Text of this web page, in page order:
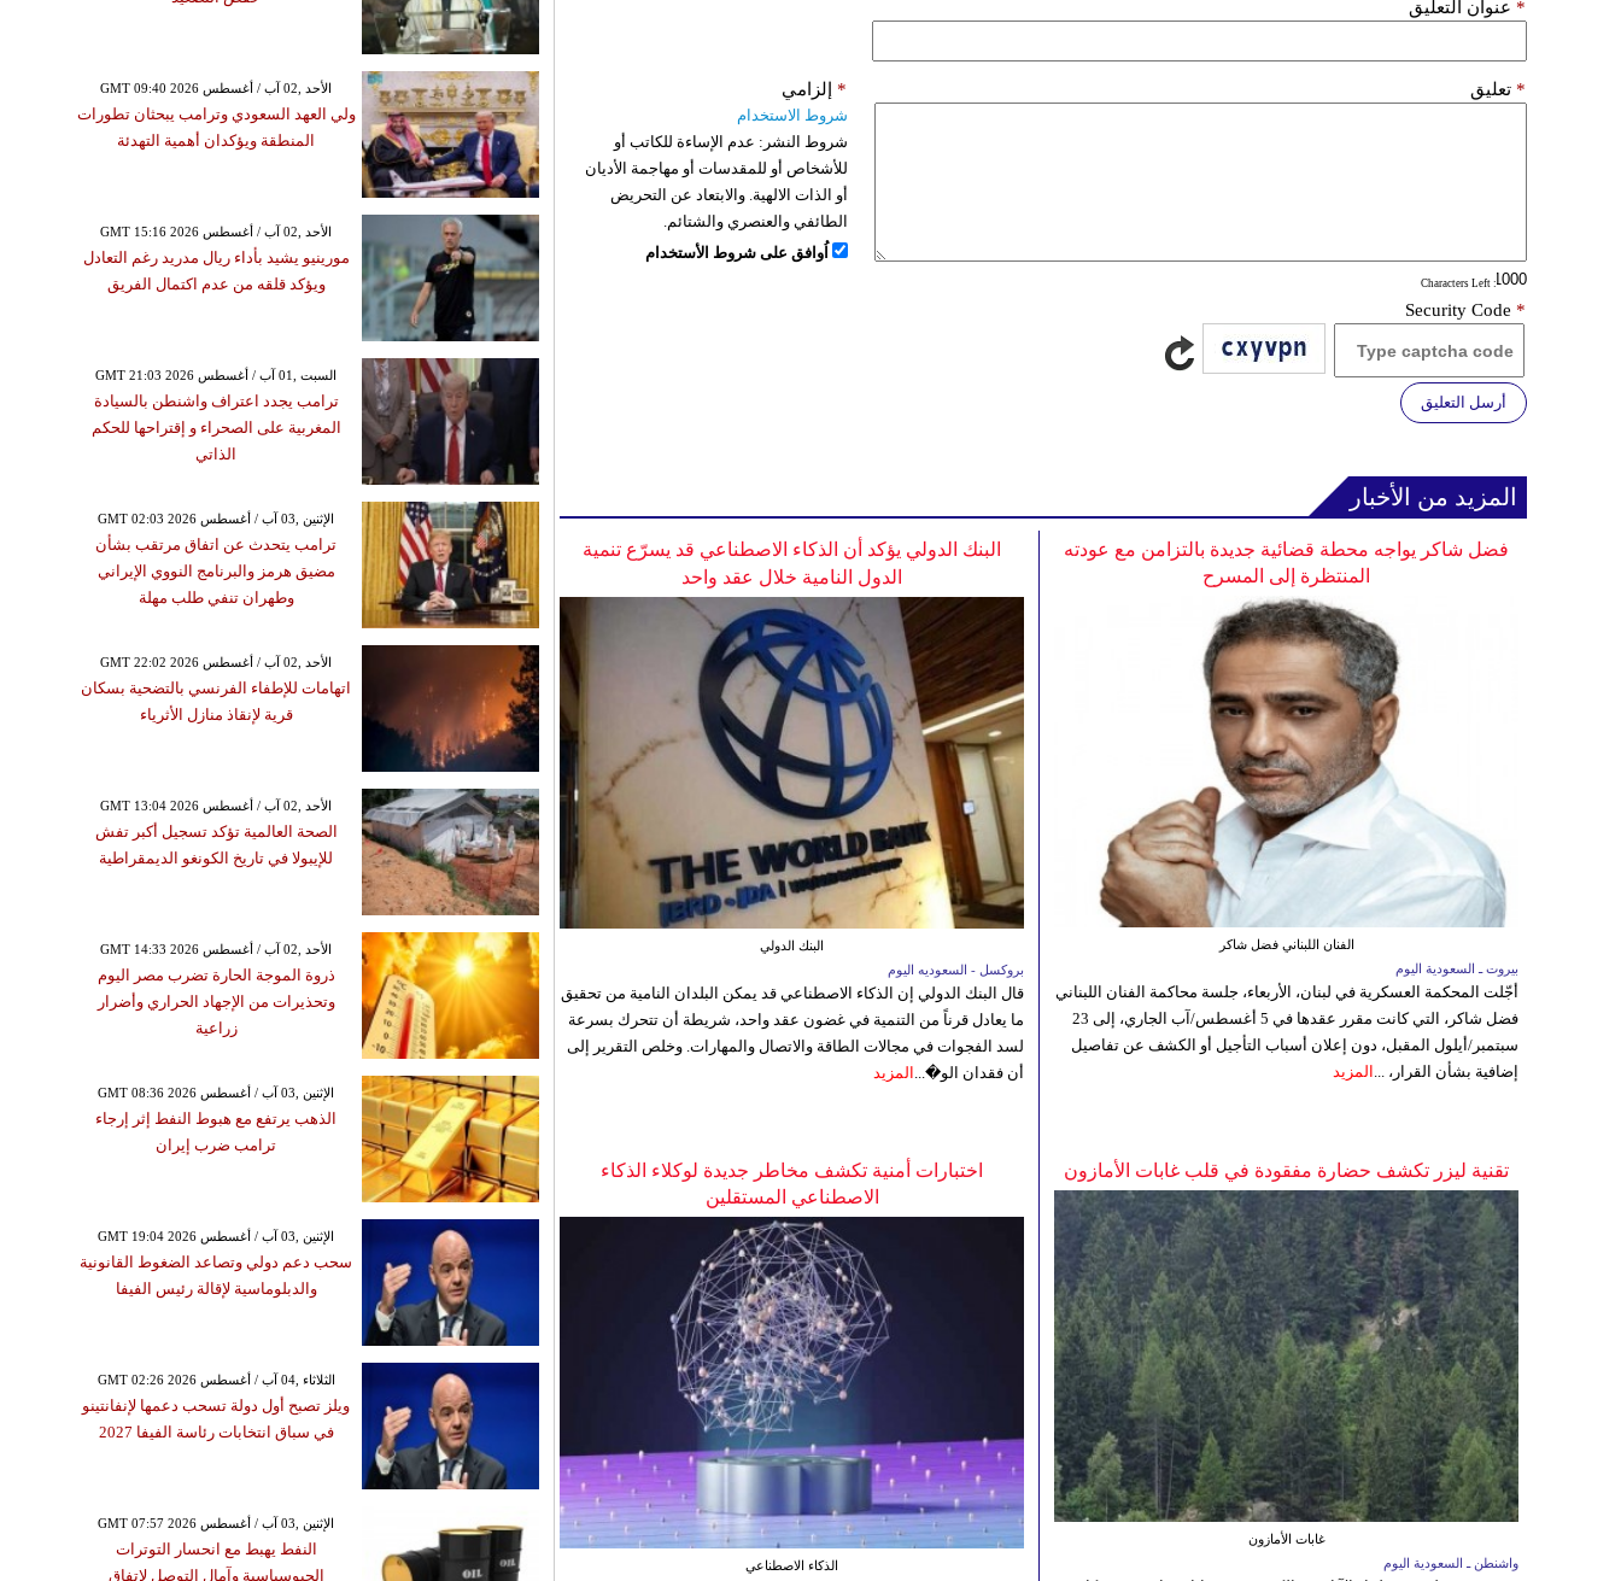
عنوان التعليق *
تعليق *
: Characters Left
إلزامي *
شروط الاستخدام
شروط النشر: عدم الإساءة للكاتب أو
للأشخاص أو للمقدسات أو مهاجمة الأديان
أو الذات الالهية. والابتعاد عن التحريض
الطائفي والعنصري والشتائم.
اُوافق على شروط الأستخدام
Security Code *
أرسل التعليق
المزيد من الأخبار
البنك الدولي يؤكد أن الذكاء الاصطناعي قد يسرّع تنمية
الدول النامية خلال عقد واحد
البنك الدولي
بروكسل - السعوديه اليوم
قال البنك الدولي إن الذكاء الاصطناعي قد يمكن البلدان النامية من تحقيق
ما يعادل قرناً من التنمية في غضون عقد واحد، شريطة أن تتحرك بسرعة
لسد الفجوات في مجالات الطاقة والاتصال والمهارات. وخلص التقرير إلى
أن فقدان الو�... المزيد
فضل شاكر يواجه محطة قضائية جديدة بالتزامن مع عودته
المنتظرة إلى المسرح
الفنان اللبناني فضل شاكر
بيروت ـ السعودية اليوم
أجّلت المحكمة العسكرية في لبنان، الأربعاء، جلسة محاكمة الفنان اللبناني
فضل شاكر، التي كانت مقرر عقدها في 5 أغسطس/آب الجاري، إلى 23
سبتمبر/أيلول المقبل، دون إعلان أسباب التأجيل أو الكشف عن تفاصيل
إضافية بشأن القرار، ... المزيد
اختبارات أمنية تكشف مخاطر جديدة لوكلاء الذكاء
الاصطناعي المستقلين
الذكاء الاصطناعي
تقنية ليزر تكشف حضارة مفقودة في قلب غابات الأمازون
غابات الأمازون
واشنطن ـ السعودية اليوم
GMT 09:40 2026 الأحد ,02 آب / أغسطس
ولي العهد السعودي وترامب يبحثان تطورات
المنطقة ويؤكدان أهمية التهدئة
GMT 15:16 2026 الأحد ,02 آب / أغسطس
مورينيو يشيد بأداء ريال مدريد رغم التعادل
ويؤكد قلقه من عدم اكتمال الفريق
GMT 21:03 2026 السبت ,01 آب / أغسطس
ترامب يجدد اعتراف واشنطن بالسيادة
المغربية على الصحراء و إقتراحها للحكم
الذاتي
GMT 02:03 2026 الإثنين ,03 آب / أغسطس
ترامب يتحدث عن اتفاق مرتقب بشأن
مضيق هرمز والبرنامج النووي الإيراني
وطهران تنفي طلب مهلة
GMT 22:02 2026 الأحد ,02 آب / أغسطس
اتهامات للإطفاء الفرنسي بالتضحية بسكان
قرية لإنقاذ منازل الأثرياء
GMT 13:04 2026 الأحد ,02 آب / أغسطس
الصحة العالمية تؤكد تسجيل أكبر تفش
للإيبولا في تاريخ الكونغو الديمقراطية
GMT 14:33 2026 الأحد ,02 آب / أغسطس
ذروة الموجة الحارة تضرب مصر اليوم
وتحذيرات من الإجهاد الحراري وأضرار
زراعية
GMT 08:36 2026 الإثنين ,03 آب / أغسطس
الذهب يرتفع مع هبوط النفط إثر إرجاء
ترامب ضرب إيران
GMT 19:04 2026 الإثنين ,03 آب / أغسطس
سحب دعم دولي وتصاعد الضغوط القانونية
والدبلوماسية لإقالة رئيس الفيفا
GMT 02:26 2026 الثلاثاء ,04 آب / أغسطس
ويلز تصبح أول دولة تسحب دعمها لإنفانتينو
في سباق انتخابات رئاسة الفيفا 2027
GMT 07:57 2026 الإثنين ,03 آب / أغسطس
النفط يهبط مع انحسار التوترات
الجيوسياسية وآمال التوصل لاتفاق